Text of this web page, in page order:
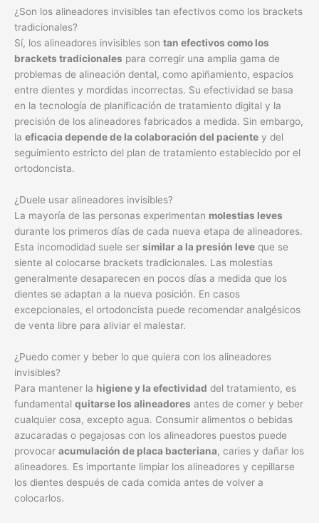
¿Son los alineadores invisibles tan efectivos como los brackets
tradicionales?
Sí, los alineadores invisibles son tan efectivos como los
brackets tradicionales para corregir una amplia gama de
problemas de alineación dental, como apiñamiento, espacios
entre dientes y mordidas incorrectas. Su efectividad se basa
en la tecnología de planificación de tratamiento digital y la
precisión de los alineadores fabricados a medida. Sin embargo,
la eficacia depende de la colaboración del paciente y del
seguimiento estricto del plan de tratamiento establecido por el
ortodoncista.
¿Duele usar alineadores invisibles?
La mayoría de las personas experimentan molestias leves
durante los primeros días de cada nueva etapa de alineadores.
Esta incomodidad suele ser similar a la presión leve que se
siente al colocarse brackets tradicionales. Las molestias
generalmente desaparecen en pocos días a medida que los
dientes se adaptan a la nueva posición. En casos
excepcionales, el ortodoncista puede recomendar analgésicos
de venta libre para aliviar el malestar.
¿Puedo comer y beber lo que quiera con los alineadores
invisibles?
Para mantener la higiene y la efectividad del tratamiento, es
fundamental quitarse los alineadores antes de comer y beber
cualquier cosa, excepto agua. Consumir alimentos o bebidas
azucaradas o pegajosas con los alineadores puestos puede
provocar acumulación de placa bacteriana, caries y dañar los
alineadores. Es importante limpiar los alineadores y cepillarse
los dientes después de cada comida antes de volver a
colocarlos.